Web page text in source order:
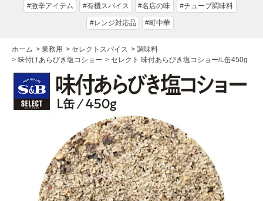
#激辛アイテム #有機スパイス #名店の味 #チューブ調味料
#レンジ対応品 #町中華
ホーム > 業務用 > セレクトスパイス > 調味料
> 味付けあらびき塩コショー > セレクト 味付あらびき塩コショー/L缶450g